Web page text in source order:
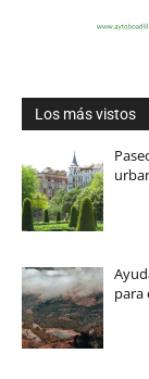
Los más vistos
para